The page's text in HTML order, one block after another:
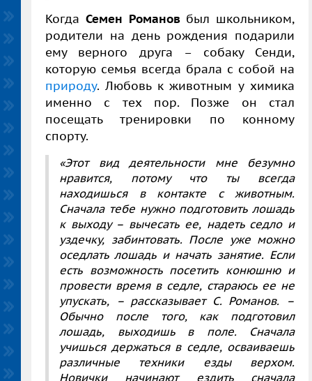
Когда Семен Романовбыл школьником,
родители на день рождения подарили
ему верного друга – собаку Сенди,
которую семья всегда брала с собой на
природу. Любовь к животным у химика
именно с тех пор. Позже он стал
посещать тренировки по конному
спорту.
«Этот вид деятельности мне безумно
нравится, потому что ты всегда
находишься в контакте с животным.
Сначала тебе нужно подготовить лошадь
к выходу – вычесать ее, надеть седло и
уздечку, забинтовать. После уже можно
оседлать лошадь и начать занятие. Если
есть возможность посетить конюшню и
провести время в седле, стараюсь ее не
упускать, – рассказывает С. Романов. –
Обычно после того, как подготовил
лошадь, выходишь в поле. Сначала
учишься держаться в седле, осваиваешь
различные техники езды верхом.
Новички начинают ездить сначала